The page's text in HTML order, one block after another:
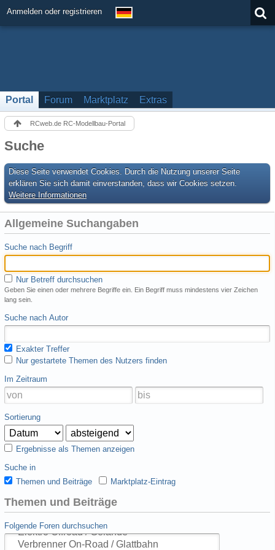
Anmelden oder registrieren
Portal Forum Marktplatz Extras
RCweb.de RC-Modellbau-Portal
Suche
Diese Seite verwendet Cookies. Durch die Nutzung unserer Seite
erklären Sie sich damit einverstanden, dass wir Cookies setzen.
Weitere Informationen
Allgemeine Suchangaben
Suche nach Begriff
Nur Betreff durchsuchen
Geben Sie einen oder mehrere Begriffe ein. Ein Begriff muss mindestens vier Zeichen
lang sein.
Suche nach Autor
Exakter Treffer
Nur gestartete Themen des Nutzers finden
Im Zeitraum
Sortierung
Ergebnisse als Themen anzeigen
Suche in
Themen und Beiträge
Marktplatz-Eintrag
Themen und Beiträge
Folgende Foren durchsuchen